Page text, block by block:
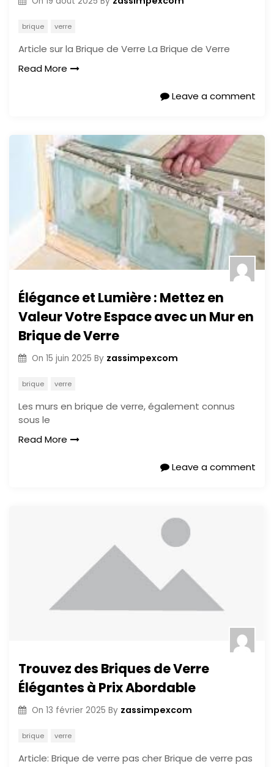
brique verre
Article sur la Brique de Verre La Brique de Verre
Read More
Leave a comment
Élégance et Lumière : Mettez en
Valeur Votre Espace avec un Mur en
Brique de Verre
On 15 juin 2025 By zassimpexcom
brique verre
Les murs en brique de verre, également connus
sous le
Read More
Leave a comment
Trouvez des Briques de Verre
Élégantes à Prix Abordable
On 13 février 2025 By zassimpexcom
brique verre
Article: Brique de verre pas cher Brique de verre pas